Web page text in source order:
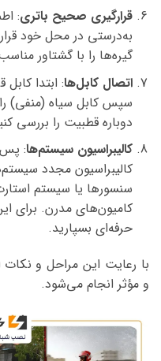
قرارگیری صحیح باتری:
به‌درستی در محل خود
گیره‌ها را با گشتاور
اتصال کابل‌ها: ابتدا
سپس کابل سیاه (منفی)
دوباره قطبیت را بررسی
کالیبراسیون سیستم‌ها: پس
کالیبراسیون مجدد
سنسورها یا سیستم
کامیون‌های مدرن. برای
حرفه‌ای بسپارید.
با رعایت این مراحل و
و مؤثر انجام می‌شود.